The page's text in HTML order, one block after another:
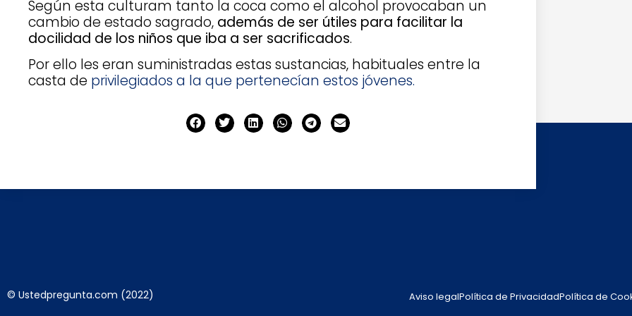
Según esta culturam tanto la coca como el alcohol provocaban un
cambio de estado sagrado, además de ser útiles para facilitar la
docilidad de los niños que iba a ser sacrificados.
Por ello les eran suministradas estas sustancias, habituales entre la
casta de privilegiados a la que pertenecían estos jóvenes.
© Ustedpregunta.com (2022) Aviso legalPolítica de PrivacidadPolítica de